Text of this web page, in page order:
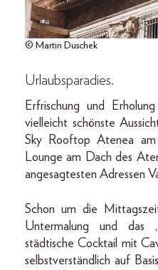
© Martin Duschek
Urlaubsparadies.
Erfrischung und
vielleicht schönste
Sky Rooftop Atenea am
Lounge am Dach des
angesagtesten Adressen
Schon um die
Untermalung und das
städtische Cocktail mit
selbstverständlich auf